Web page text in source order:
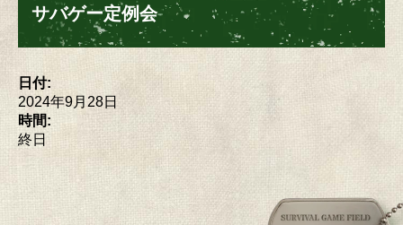
サバゲー定例会
日付:
2024年9月28日
時間:
終日